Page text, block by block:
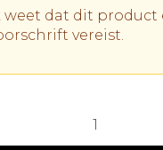
weet dat dit product
vereist.